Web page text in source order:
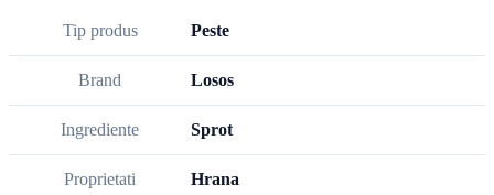
Tip produs Peste
Brand Losos
Ingrediente Sprot
Proprietati Hrana